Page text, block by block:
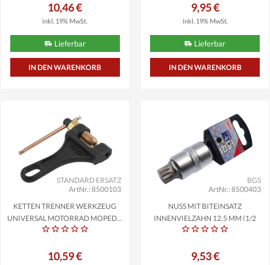
10,46 €
inkl. 19% MwSt.
Lieferbar
9,95 €
inkl. 19% MwSt.
Lieferbar
ArtNr.: 8500103
STANDARD ERSATZ
KETTEN TRENNER WERKZEUG
UNIVERSAL MOTORRAD MOPED...
10,59 €
ArtNr.: 8500403
BGS
NUSS MIT BITEINSATZ
INNENVIELZAHN 12,5 MM (1/2
ZOLL)...
9,53 €